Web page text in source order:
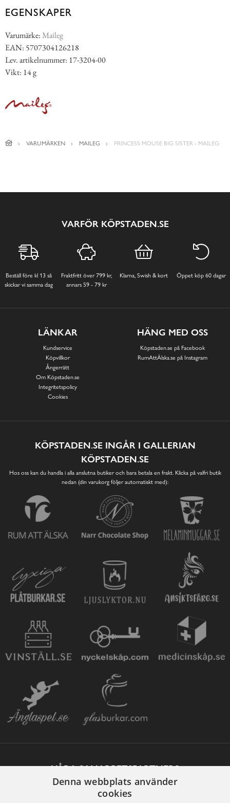
EGENSKAPER
Varumärke:Maileg
EAN: 5707304126218
Lev. artikelnummer: 17-3204-00
Vikt: 14 g
VARUMÄRKEN MAILEG PRINCESS MOUSE BIG SISTER - MAILEG
VARFÖR KÖPSTADEN.SE
Beställ före kl 13 så
skickar vi samma dag
Fraktfritt över 799 kr,
annars 59 - 79 kr
Klarna, Swish & kort Öppet köp 60 dagar
LÄNKAR
Kundservice
Köpvillkor
Ångerrätt
Om Köpstaden.se
Integritetspolicy
Cookies
HÄNG MED OSS
Köpstaden.se på Facebook
RumAttÄlska.se på Instagram
KÖPSTADEN.SE INGÅR I GALLERIAN
KÖPSTADEN.SE
Hos oss kan du handla i alla anslutna butiker och bara betala en frakt. Klicka på valfri butik
nedan (din varukorg följer automatiskt med):
VÅRA SAMARBETSPARTNERS
Denna webbplats använder
cookies